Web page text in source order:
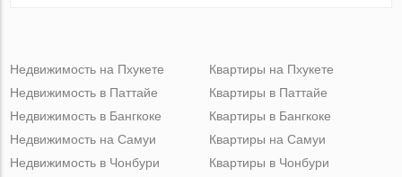
Недвижимость на Пхукете
Недвижимость в Паттайе
Недвижимость в Бангкоке
Недвижимость на Самуи
Недвижимость в Чонбури
Квартиры на Пхукете
Квартиры в Паттайе
Квартиры в Бангкоке
Квартиры на Самуи
Квартиры в Чонбури